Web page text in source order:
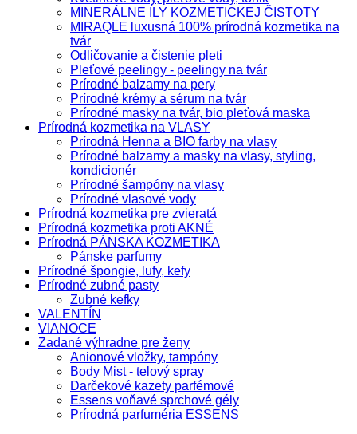
MINERÁLNE ÍLY KOZMETICKEJ ČISTOTY
MIRAQLE luxusná 100% prírodná kozmetika na
tvár
Odličovanie a čistenie pleti
Pleťové peelingy - peelingy na tvár
Prírodné balzamy na pery
Prírodné krémy a sérum na tvár
Prírodné masky na tvár, bio pleťová maska
Prírodná kozmetika na VLASY
Prírodná Henna a BIO farby na vlasy
Prírodné balzamy a masky na vlasy, styling,
kondicionér
Prírodné šampóny na vlasy
Prírodné vlasové vody
Prírodná kozmetika pre zvieratá
Prírodná kozmetika proti AKNÉ
Prírodná PÁNSKA KOZMETIKA
Pánske parfumy
Prírodné špongie, lufy, kefy
Prírodné zubné pasty
Zubné kefky
VALENTÍN
VIANOCE
Zadané výhradne pre ženy
Anionové vložky, tampóny
Body Mist - telový spray
Darčekové kazety parfémové
Essens voňavé sprchové gély
Prírodná parfuméria ESSENS